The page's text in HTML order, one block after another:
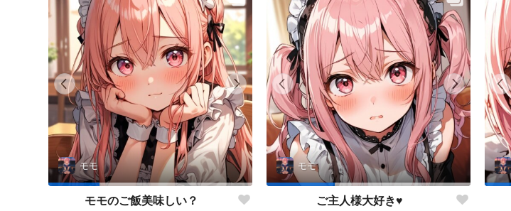
モモ
モモのご飯美味しい？
モモ
ご主人様大好き♥